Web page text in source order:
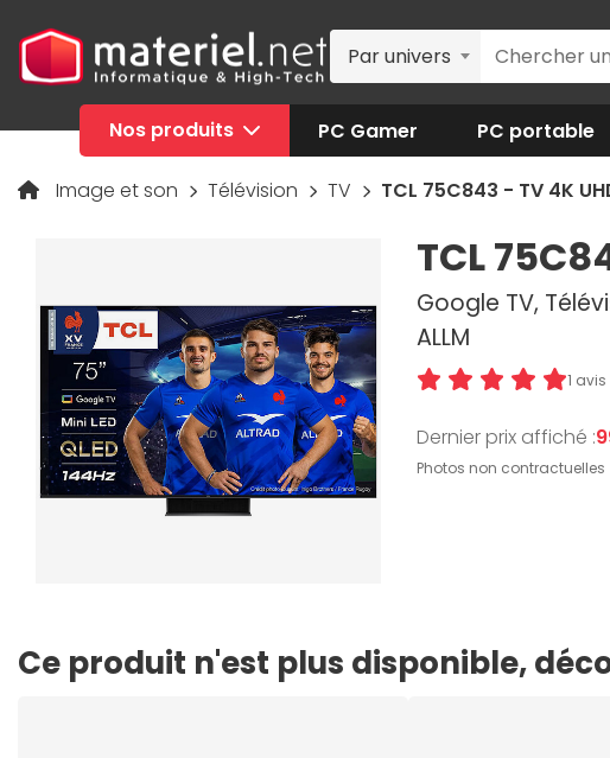
Par univers
Nos produits PC Gamer PC portable
Image et son Télévision TV TCL 75C843 - TV 4K
TCL
Google TV,
ALLM
1 avis
Dernier prix affiché :
Photos non contractuelles
Ce produit n'est plus disponible,